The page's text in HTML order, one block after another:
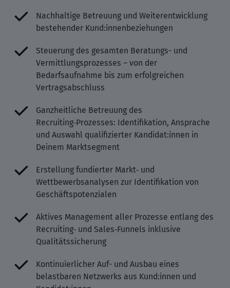
Nachhaltige Betreuung und Weiterentwicklung
bestehender Kund:innenbeziehungen
Steuerung des gesamten Beratungs- und
Vermittlungsprozesses – von der
Bedarfsaufnahme bis zum erfolgreichen
Vertragsabschluss
Ganzheitliche Betreuung des
Recruiting‑Prozesses: Identifikation, Ansprache
und Auswahl qualifizierter Kandidat:innen in
Deinem Marktsegment
Erstellung fundierter Markt‑ und
Wettbewerbsanalysen zur Identifikation von
Geschäftspotenzialen
Aktives Management aller Prozesse entlang des
Recruiting‑ und Sales‑Funnels inklusive
Qualitätssicherung
Kontinuierlicher Auf- und Ausbau eines
belastbaren Netzwerks aus Kund:innen und